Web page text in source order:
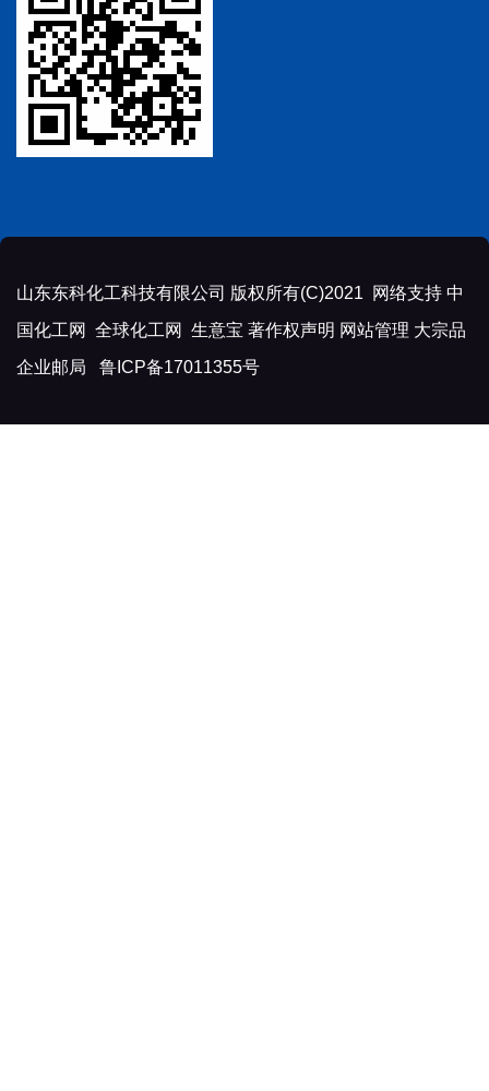
山东东科化工科技有限公司 版权所有(C)2021 网络支持 中
国化工网
全球化工网 生意宝 著作权声明 网站管理 大宗品
企业邮局
鲁ICP备17011355号